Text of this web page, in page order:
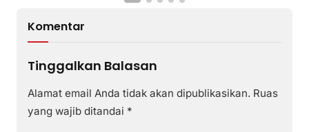
Komentar
Tinggalkan Balasan
Alamat email Anda tidak akan dipublikasikan. Ruas
yang wajib ditandai *